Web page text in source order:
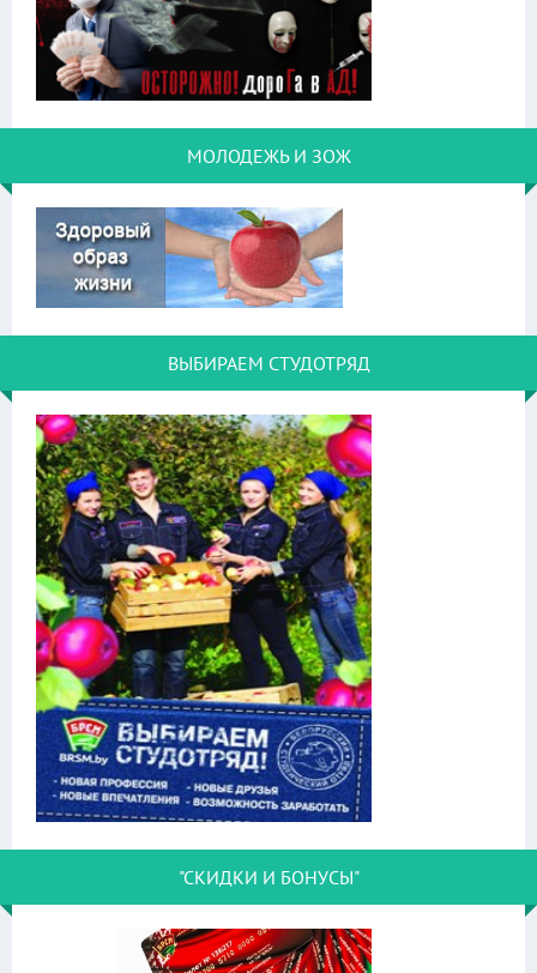
МОЛОДЕЖЬ И ЗОЖ
ВЫБИРАЕМ СТУДОТРЯД
"СКИДКИ И БОНУСЫ"